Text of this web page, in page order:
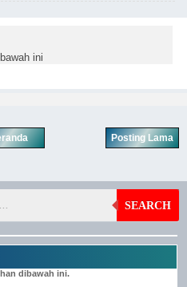
ini
Posting Lama
SEARCH
dibawah ini.